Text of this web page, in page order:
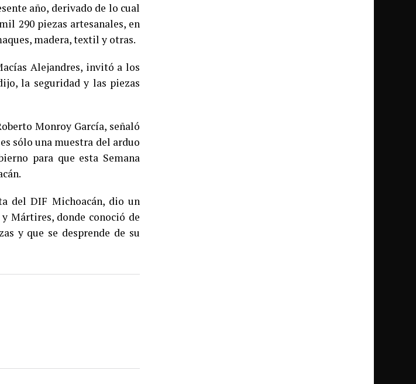
año, derivado de lo cual
290 piezas artesanales, en
madera, textil y otras.
Alejandres, invitó a los
la seguridad y las piezas
Monroy García, señaló
sólo una muestra del arduo
para que esta Semana
del DIF Michoacán, dio un
Mártires, donde conoció de
y que se desprende de su